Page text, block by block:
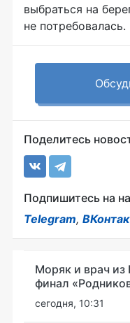
выбраться на
не потребовалась.
Поделитесь
Подпишитесь на
Telegram,
Моряк и врач из
финал
сегодня, 10:31